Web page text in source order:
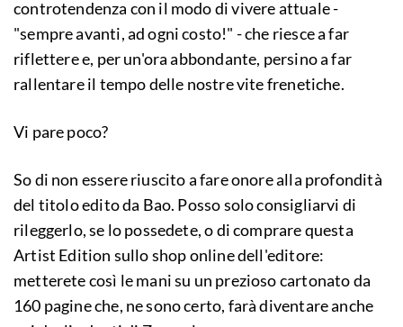
controtendenza con il modo di vivere attuale -
"sempre avanti, ad ogni costo!" - che riesce a far
riflettere e, per un'ora abbondante, persino a far
rallentare il tempo delle nostre vite frenetiche.
Vi pare poco?
So di non essere riuscito a fare onore alla profondità
del titolo edito da Bao. Posso solo consigliarvi di
rileggerlo, se lo possedete, o di comprare questa
Artist Edition sullo shop online dell'editore:
metterete così le mani su un prezioso cartonato da
160 pagine che, ne sono certo, farà diventare anche